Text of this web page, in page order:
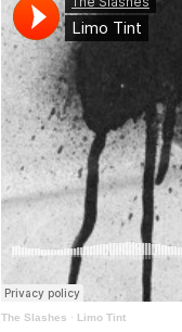
The Slashes · Limo Tint